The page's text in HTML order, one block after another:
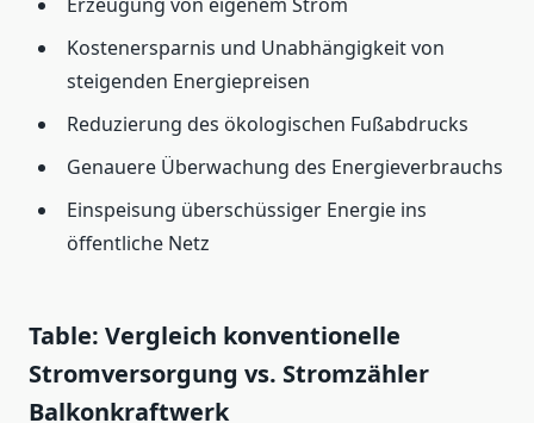
Erzeugung von eigenem Strom
Kostenersparnis und Unabhängigkeit von
steigenden Energiepreisen
Reduzierung des ökologischen Fußabdrucks
Genauere Überwachung des Energieverbrauchs
Einspeisung überschüssiger Energie ins
öffentliche Netz
Table: Vergleich konventionelle
Stromversorgung vs. Stromzähler
Balkonkraftwerk